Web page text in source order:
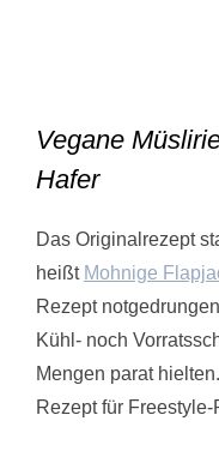
Vegane
Hafer
Das Originalrezept
heißt Mohnige
Rezept
Kühl- noch
Mengen parat
Rezept für